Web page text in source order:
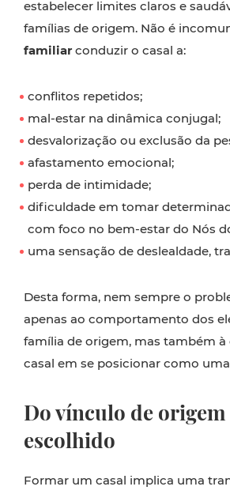
estabelecer limites claros e
famílias de origem. Não é
familiar conduzir o casal a:
conflitos repetidos;
mal-estar na dinâmica conjugal;
desvalorização ou exclusão da
afastamento emocional;
perda de intimidade;
dificuldade em tomar
com foco no bem-estar do Nós
uma sensação de deslealdade,
Desta forma, nem sempre o
apenas ao comportamento dos
família de origem, mas também
casal em se posicionar como
Do vínculo de
escolhido
Formar um casal implica uma